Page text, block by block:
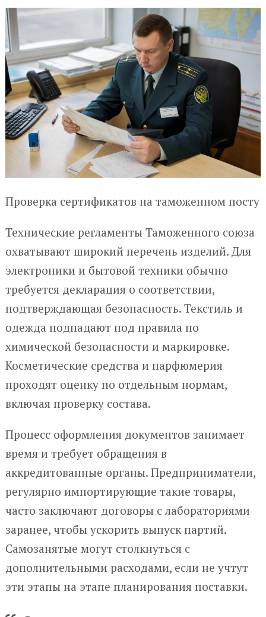
Проверка сертификатов на таможенном посту
Технические регламенты Таможенного союза
охватывают широкий перечень изделий. Для
электроники и бытовой техники обычно
требуется декларация о соответствии,
подтверждающая безопасность. Текстиль и
одежда подпадают под правила по
химической безопасности и маркировке.
Косметические средства и парфюмерия
проходят оценку по отдельным нормам,
включая проверку состава.
Процесс оформления документов занимает
время и требует обращения в
аккредитованные органы. Предприниматели,
регулярно импортирующие такие товары,
часто заключают договоры с лабораториями
заранее, чтобы ускорить выпуск партий.
Самозанятые могут столкнуться с
дополнительными расходами, если не учтут
эти этапы на этапе планирования поставки.